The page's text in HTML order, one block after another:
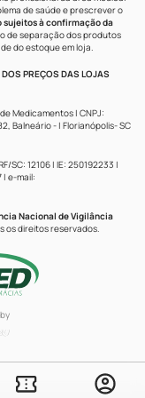
de saúde e prescrever o
sujeitos à confirmação da
de separação dos produtos
do estoque em loja.
PREÇOS DAS LOJAS
de Medicamentos | CNPJ:
Balneário - | Florianópolis- SC
SC: 12106 | IE: 250192233 |
| e-mail:
Nacional de Vigilância
os direitos reservados.